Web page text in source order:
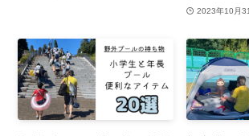
2023年10月